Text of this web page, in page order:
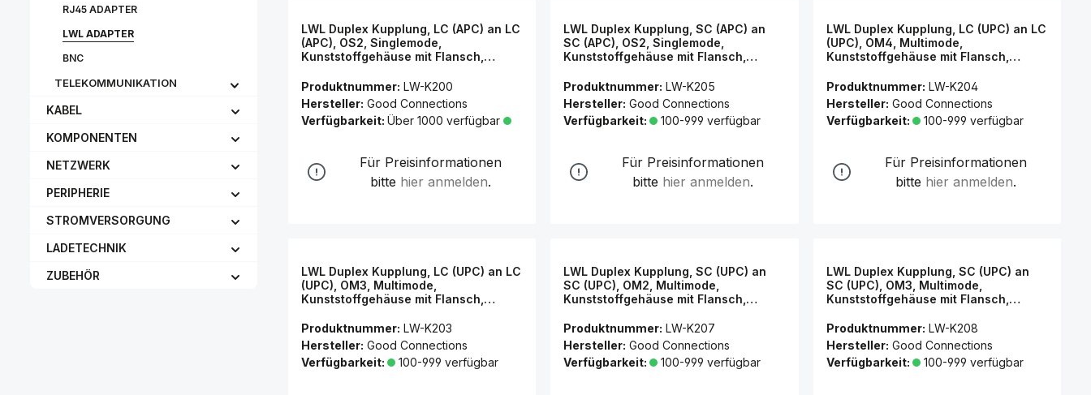
RJ45 ADAPTER
LWL ADAPTER
BNC
TELEKOMMUNIKATION
KABEL
KOMPONENTEN
NETZWERK
PERIPHERIE
STROMVERSORGUNG
LADETECHNIK
ZUBEHÖR
LWL Duplex Kupplung, LC (APC) an LC
(APC), OS2, Singlemode,
Kunststoffgehäuse mit Flansch,
Connections®
Produktnummer: LW-K200
Hersteller: Good Connections
Verfügbarkeit: Über 1000 verfügbar
Für Preisinformationen
bitte hier anmelden.
LWL Duplex Kupplung, SC (APC) an
SC (APC), OS2, Singlemode,
Kunststoffgehäuse mit Flansch,
Connections®
Produktnummer: LW-K205
Hersteller: Good Connections
Verfügbarkeit:
100-999 verfügbar
Für Preisinformationen
bitte hier anmelden.
LWL Duplex Kupplung, LC (UPC) an LC
(UPC), OM4, Multimode,
Kunststoffgehäuse mit Flansch,
Connections®
Produktnummer: LW-K204
Hersteller: Good Connections
Verfügbarkeit:
100-999 verfügbar
Für Preisinformationen
bitte hier anmelden.
LWL Duplex Kupplung, LC (UPC) an LC
(UPC), OM3, Multimode,
Kunststoffgehäuse mit Flansch,
Connections®
Produktnummer: LW-K203
Hersteller: Good Connections
Verfügbarkeit:
100-999 verfügbar
LWL Duplex Kupplung, SC (UPC) an
SC (UPC), OM2, Multimode,
Kunststoffgehäuse mit Flansch,
Connections®
Produktnummer: LW-K207
Hersteller: Good Connections
Verfügbarkeit:
100-999 verfügbar
LWL Duplex Kupplung, SC (UPC) an
SC (UPC), OM3, Multimode,
Kunststoffgehäuse mit Flansch,
Connections®
Produktnummer: LW-K208
Hersteller: Good Connections
Verfügbarkeit:
100-999 verfügbar